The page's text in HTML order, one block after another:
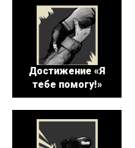
Достижение «Я
тебе помогу!»